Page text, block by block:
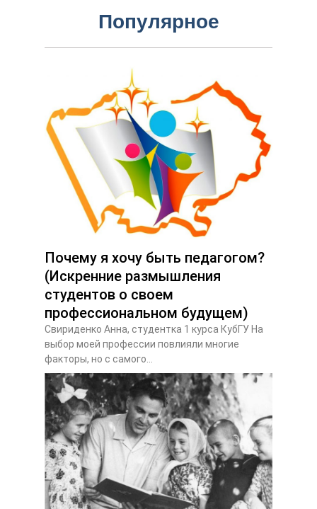
Популярное
Почему я хочу быть педагогом?
(Искренние размышления
студентов о своем
профессиональном будущем)
Свириденко Анна, студентка 1 курса КубГУ На
выбор моей профессии повлияли многие
факторы, но с самого...